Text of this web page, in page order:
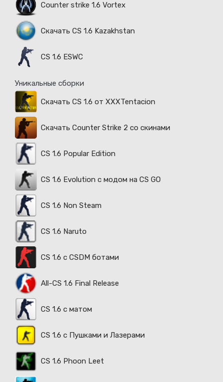
Counter strike 1.6 Vortex
Скачать CS 1.6 Kazakhstan
CS 1.6 ESWC
Уникальные сборки
Скачать CS 1.6 от XXXTentacion
Скачать Counter Strike 2 со скинами
CS 1.6 Popular Edition
CS 1.6 Evolution с модом на CS GO
CS 1.6 Non Steam
CS 1.6 Naruto
CS 1.6 с CSDM ботами
All-CS 1.6 Final Release
CS 1.6 с матом
CS 1.6 с Пушками и Лазерами
CS 1.6 Phoon Leet